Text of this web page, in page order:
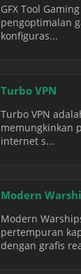
GFX Tool
pengoptimalan
konfiguras...
Turbo VPN
Turbo VPN
memungkinkan
internet s...
Modern
Modern
pertempuran
dengan grafis